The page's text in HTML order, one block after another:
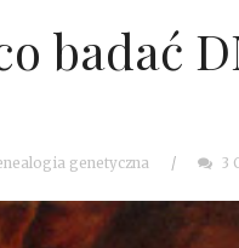
badać
genetyczna / 3